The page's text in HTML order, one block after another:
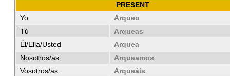
PRESENT
Yo
Arqueo
Tú
Arqueas
Él/Ella/Usted
Arquea
Nosotros/as
Arqueamos
Vosotros/as
Arqueáis